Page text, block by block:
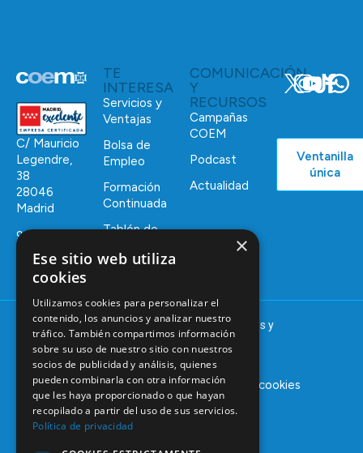
C/ Mauricio
Legendre,
38
28046
Madrid
91 561 29 05
informacion@coem.org.es
TE
INTERESA
Servicios y
Ventajas
Bolsa de
Empleo
Formación
Continuada
Tablón de
COMUNICACIÓN
Y
RECURSOS
Campañas
COEM
Podcast
Actualidad
Ventanilla
única
© 2025 – COEM – Colegio Oficial de Odontólogos y
Estomatólogos de la I región
Aviso legalPolítica de privacidadPolítica de cookies
×
Ese sitio web utiliza
cookies
Utilizamos cookies para personalizar el
contenido, los anuncios y analizar nuestro
tráfico. También compartimos información
sobre su uso de nuestro sitio con nuestros
socios de publicidad y análisis, quienes
pueden combinarla con otra información
que les haya proporcionado o que hayan
recopilado a partir del uso de sus servicios.
Política de privacidad